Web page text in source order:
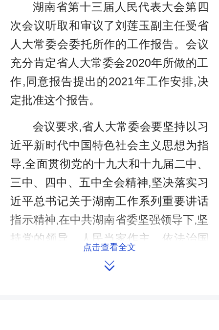
湖南省第十三届人民代表大会第四
次会议听取和审议了刘莲玉副主任受省
人大常委会委托所作的工作报告。会议
充分肯定省人大常委会2020年所做的工
作,同意报告提出的2021年工作安排,决
定批准这个报告。
会议要求,省人大常委会要坚持以习
近平新时代中国特色社会主义思想为指
导,全面贯彻党的十九大和十九届二中、
三中、四中、五中全会精神,坚决落实习
近平总书记关于湖南工作系列重要讲话
指示精神,在中共湖南省委坚强领导下,坚
持党的领导、人民当家作主、依法治国
念,构建新发展格局,坚定跟党走,紧紧盯
点击查看全文
